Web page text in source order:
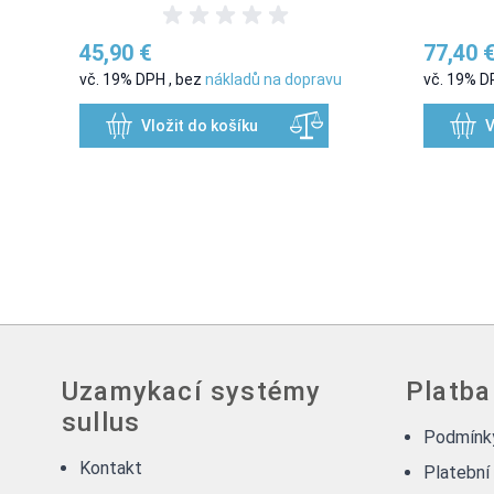
45,90 €
vč. 19% DPH , bez nákladů na dopravu
Vložit do košíku
77,40 €
vč. 19%
Uzamykací systémy
sullus
Kontakt